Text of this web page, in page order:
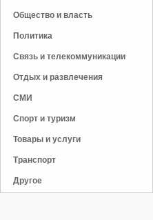
Общество и власть
Политика
Связь и телекоммуникации
Отдых и развлечения
СМИ
Спорт и туризм
Товары и услуги
Транспорт
Другое